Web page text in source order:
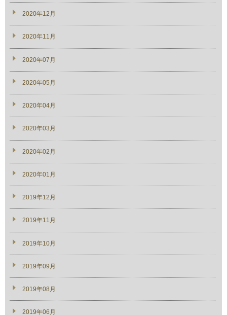
2020年12月
2020年11月
2020年07月
2020年05月
2020年04月
2020年03月
2020年02月
2020年01月
2019年12月
2019年11月
2019年10月
2019年09月
2019年08月
2019年06月